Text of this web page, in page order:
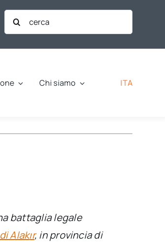
Cerca
per:
Chi siamo ITA
battaglia legale
Alakır, in provincia di